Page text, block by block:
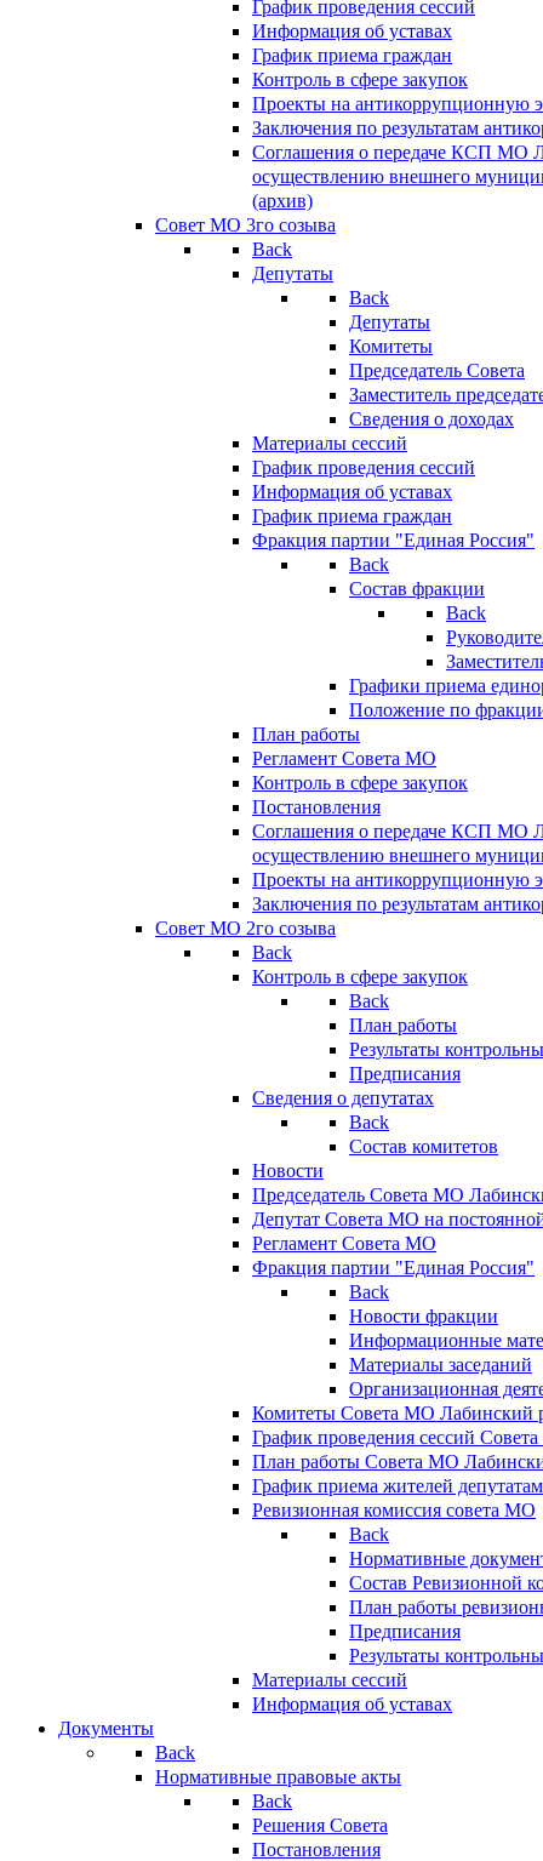
График проведения сессий
Информация об уставах
График приема граждан
Контроль в сфере закупок
Проекты на антикоррупционную
Заключения по результатам
Соглашения о передаче КСП МО
осуществлению внешнего
(архив)
Совет МО 3го созыва
Back
Депутаты
Back
Депутаты
Комитеты
Председатель Совета
Заместитель
Сведения о доходах
Материалы сессий
График проведения сессий
Информация об уставах
График приема граждан
Фракция партии "Единая Россия"
Back
Состав фракции
Back
Графики приема
Положение по
План работы
Регламент Совета МО
Контроль в сфере закупок
Постановления
Соглашения о передаче КСП МО
осуществлению внешнего
Проекты на антикоррупционную
Заключения по результатам
Совет МО 2го созыва
Back
Контроль в сфере закупок
Back
План работы
Результаты
Предписания
Сведения о депутатах
Back
Состав комитетов
Новости
Председатель Совета МО
Депутат Совета МО на
Регламент Совета МО
Фракция партии "Единая Россия"
Back
Новости фракции
Информационные
Материалы заседаний
Организационная
Комитеты Совета МО Лабинский
График проведения сессий
План работы Совета МО
График приема жителей
Ревизионная комиссия совета МО
Back
Нормативные
Состав Ревизионной
План работы
Предписания
Результаты
Материалы сессий
Информация об уставах
Документы
Back
Нормативные правовые акты
Back
Решения Совета
Постановления